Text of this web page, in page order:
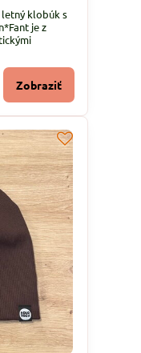
klobúk s
je z
Zobraziť